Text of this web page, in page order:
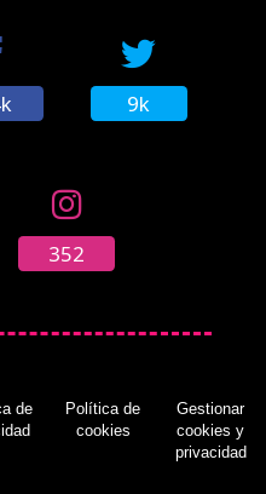
9k
352
de
Política de
cookies
Gestionar
cookies y
privacidad